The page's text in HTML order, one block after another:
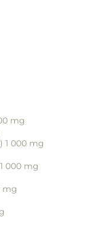
mg
1 000 mg
000 mg
mg